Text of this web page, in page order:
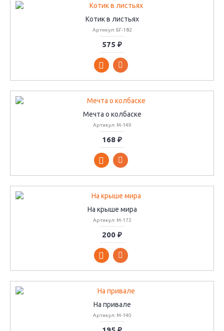
Котик в листьях
Артикул: БГ-182
575 ₽
Мечта о колбаске
Артикул: М-149
168 ₽
На крыше мира
Артикул: М-172
200 ₽
На привале
Артикул: М-140